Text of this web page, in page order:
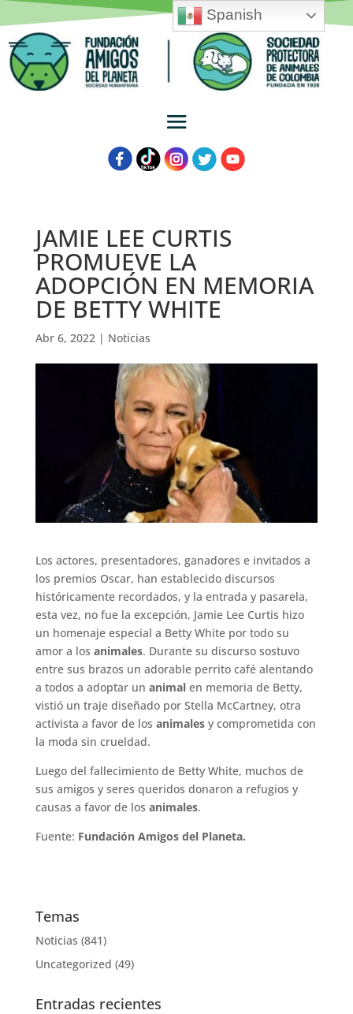
JAMIE LEE CURTIS
PROMUEVE LA
ADOPCIÓN EN MEMORIA
DE BETTY WHITE
Abr 6, 2022| Noticias
Los actores, presentadores, ganadores e invitados a
los premios Oscar, han establecido discursos
históricamente recordados, y la entrada y pasarela,
esta vez, no fue la excepción, Jamie Lee Curtis hizo
un homenaje especial a Betty White por todo su
amor a los animales. Durante su discurso sostuvo
entre sus brazos un adorable perrito café alentando
a todos a adoptar un animalen memoria de Betty,
vistió un traje diseñado por Stella McCartney, otra
activista a favor de los animalesy comprometida con
la moda sin crueldad.
Luego del fallecimiento de Betty White, muchos de
sus amigos y seres queridos donaron a refugios y
causas a favor de los animales.
Fuente: Fundación Amigos del Planeta.
Temas
Noticias (841)
Uncategorized (49)
Entradas recientes
Spanish